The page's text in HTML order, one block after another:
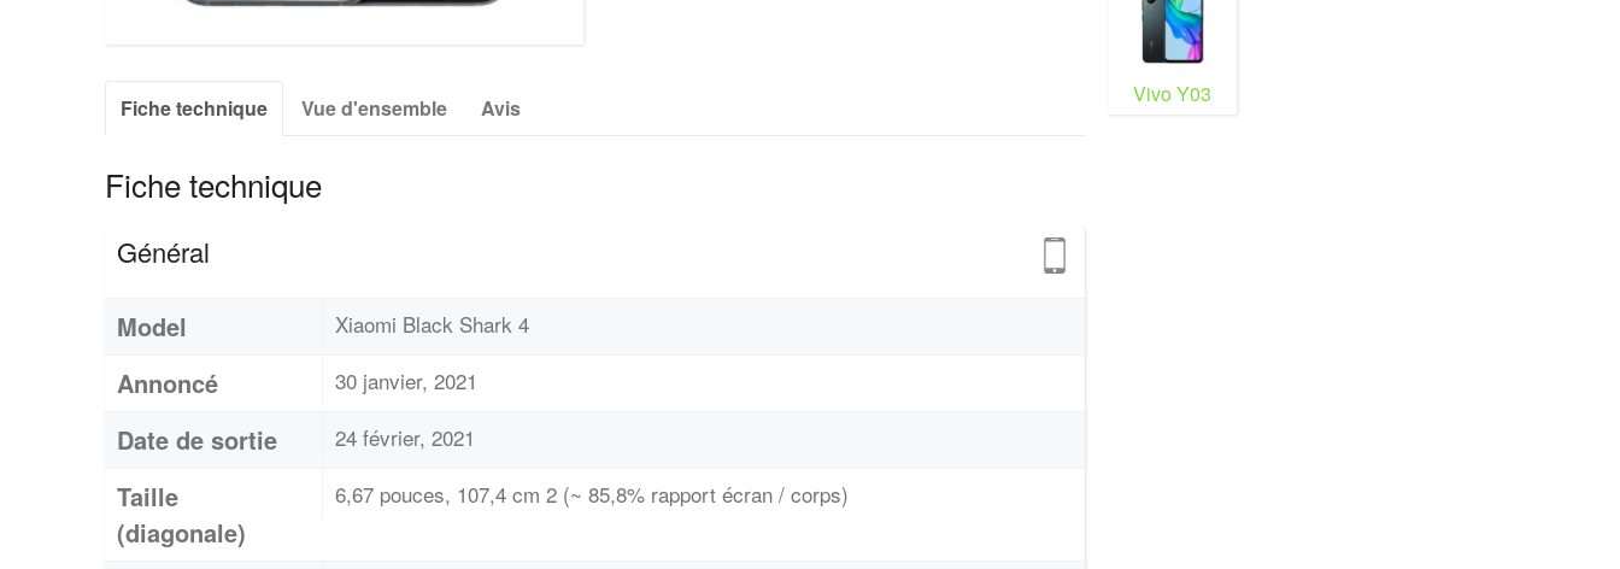
Fiche technique Vue d'ensemble Avis
Fiche technique
Général
Model Xiaomi Black Shark 4
Annoncé 30 janvier, 2021
Date de sortie 24 février, 2021
Taille
(diagonale)
6,67 pouces, 107,4 cm 2 (~ 85,8% rapport écran / corps)
Vivo Y03